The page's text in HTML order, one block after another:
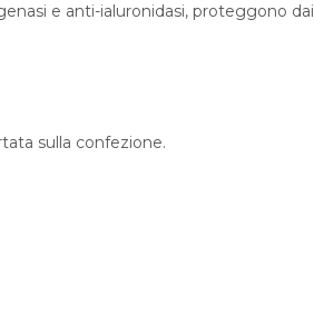
e anti-ialuronidasi, proteggono
sulla confezione.